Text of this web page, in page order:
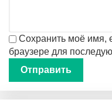
Сохранить моё имя,
браузере для